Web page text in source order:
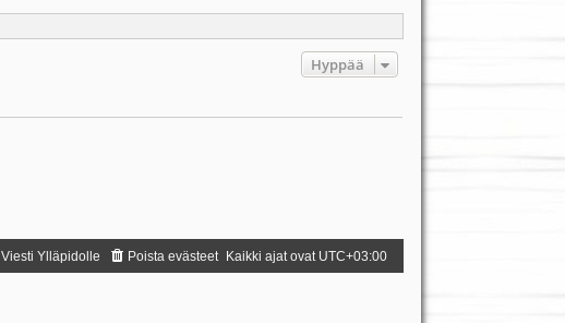
Hyppää
Kaikki ajat ovat UTC+03:00
Poista evästeet
Viesti Ylläpidolle